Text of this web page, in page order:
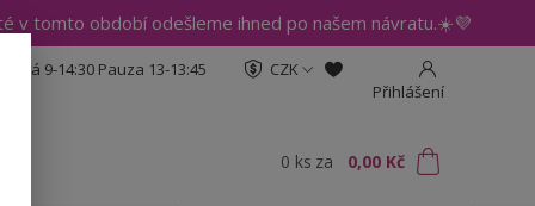
v tomto období odešleme ihned po našem návratu.☀️💜
CZK
Přihlášení
Pá 9-14:30 Pauza 13-13:45
0 ks za 0,00 Kč